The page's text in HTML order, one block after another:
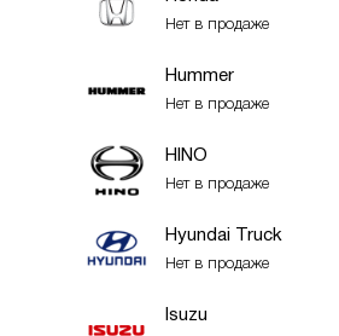
Нет в продаже
Hummer
Нет в продаже
HINO
Нет в продаже
Hyundai Truck
Нет в продаже
Isuzu